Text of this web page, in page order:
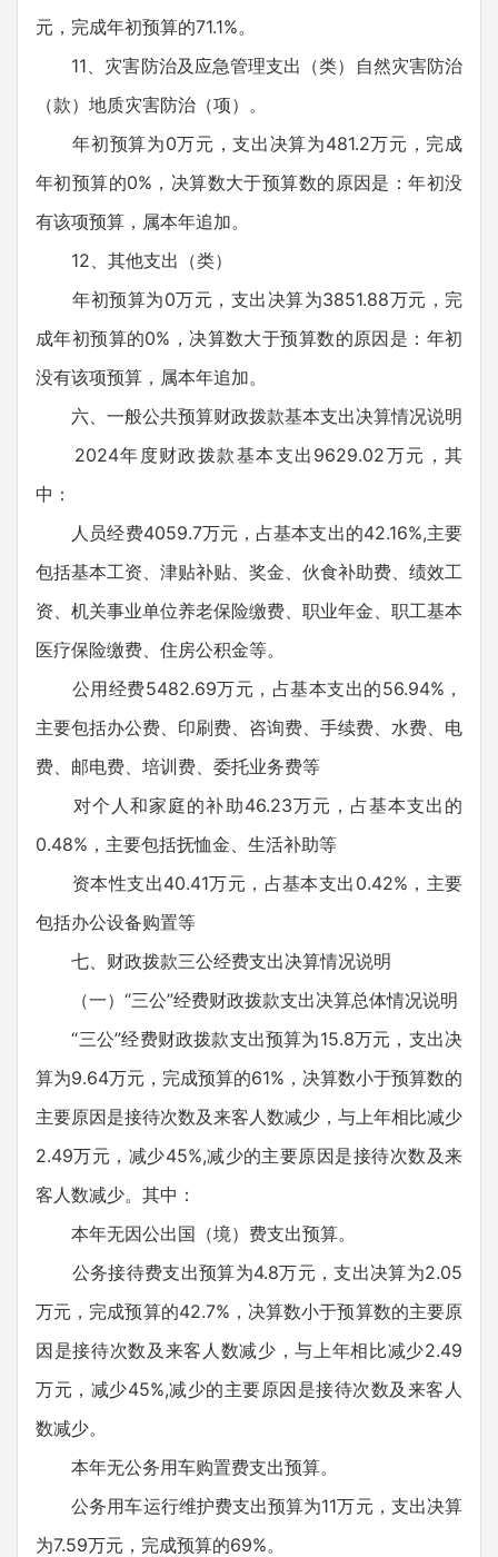
元，完成年初预算的71.1%。
11、灾害防治及应急管理支出（类）自然灾害防治
（款）地质灾害防治（项）。
年初预算为0万元，支出决算为481.2万元，完成
年初预算的0%，决算数大于预算数的原因是：年初没
有该项预算，属本年追加。
12、其他支出（类）
年初预算为0万元，支出决算为3851.88万元，完
成年初预算的0%，决算数大于预算数的原因是：年初
没有该项预算，属本年追加。
六、一般公共预算财政拨款基本支出决算情况说明
2024年度财政拨款基本支出9629.02万元，其
中：
人员经费4059.7万元，占基本支出的42.16%,主要
包括基本工资、津贴补贴、奖金、伙食补助费、绩效工
资、机关事业单位养老保险缴费、职业年金、职工基本
医疗保险缴费、住房公积金等。
公用经费5482.69万元，占基本支出的56.94%，
主要包括办公费、印刷费、咨询费、手续费、水费、电
费、邮电费、培训费、委托业务费等
对个人和家庭的补助46.23万元，占基本支出的
0.48%，主要包括抚恤金、生活补助等
资本性支出40.41万元，占基本支出0.42%，主要
包括办公设备购置等
七、财政拨款三公经费支出决算情况说明
（一）“三公”经费财政拨款支出决算总体情况说明
“三公”经费财政拨款支出预算为15.8万元，支出决
算为9.64万元，完成预算的61%，决算数小于预算数的
主要原因是接待次数及来客人数减少，与上年相比减少
2.49万元，减少45%,减少的主要原因是接待次数及来
客人数减少。其中：
本年无因公出国（境）费支出预算。
公务接待费支出预算为4.8万元，支出决算为2.05
万元，完成预算的42.7%，决算数小于预算数的主要原
因是接待次数及来客人数减少，与上年相比减少2.49
万元，减少45%,减少的主要原因是接待次数及来客人
数减少。
本年无公务用车购置费支出预算。
公务用车运行维护费支出预算为11万元，支出决算
为7.59万元，完成预算的69%。